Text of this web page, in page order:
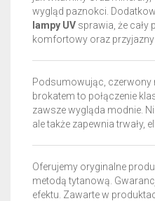
wygląd paznokci.
lampy UV sprawia, że cały
komfortowy oraz przyjazny
Podsumowując, czerwony
brokatem to połączenie
zawsze wygląda modnie.
ale także zapewnia trwały,
Oferujemy oryginalne
metodą tytanową.
efektu. Zawarte w